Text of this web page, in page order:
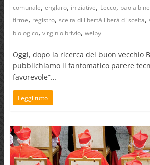
comunale, englaro, iniziative, Lecco, paola
firme, registro, scelta di libertà liberà di scelta,
biologico, virginio brivio, welby
Oggi, dopo la ricerca del buon vecchio
pubblichiamo il fantomatico parere
favorevole”…
Leggi tutto